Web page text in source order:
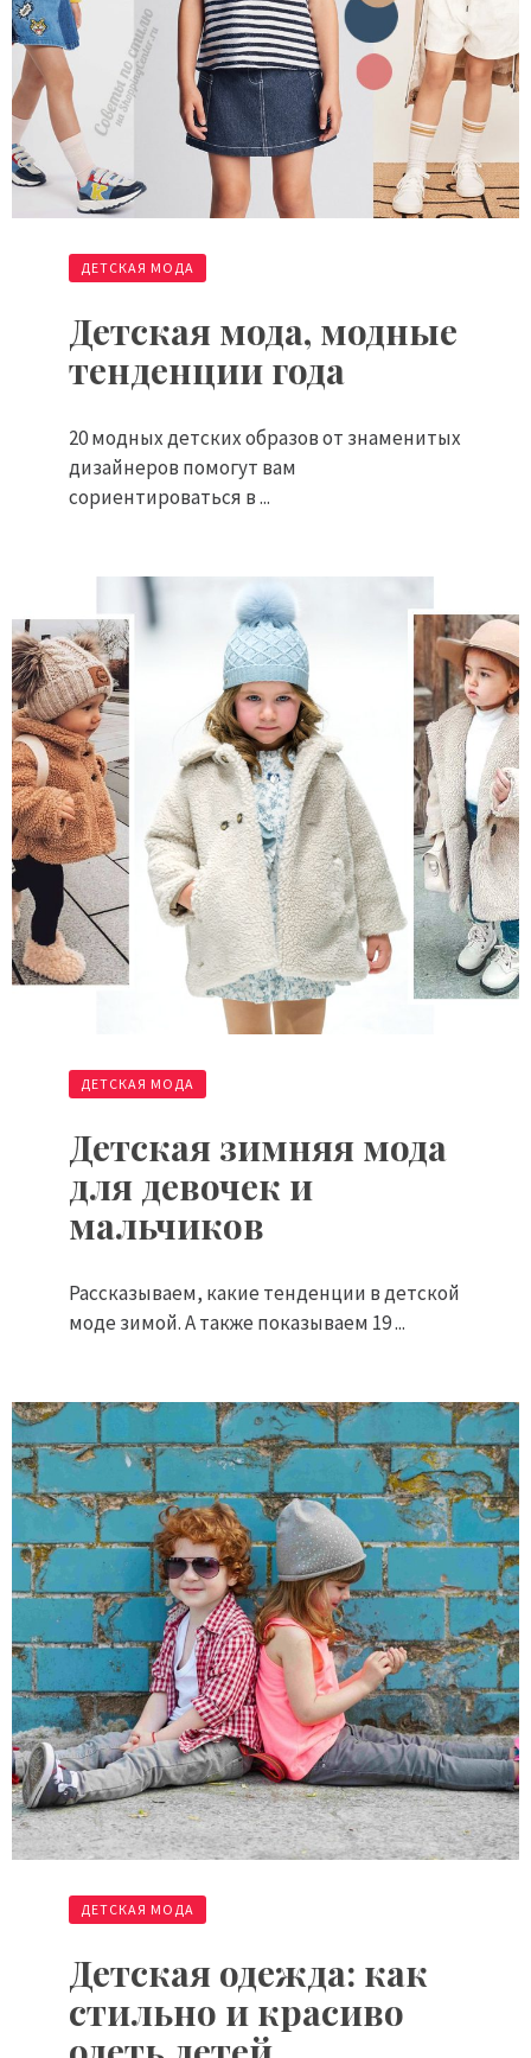
ДЕТСКАЯ МОДА
Детская мода, модные
тенденции года
20 модных детских образов от знаменитых
дизайнеров помогут вам
сориентироваться в ...
ДЕТСКАЯ МОДА
Детская зимняя мода
для девочек и
мальчиков
Рассказываем, какие тенденции в детской
моде зимой. А также показываем 19 ...
ДЕТСКАЯ МОДА
Детская одежда: как
стильно и красиво